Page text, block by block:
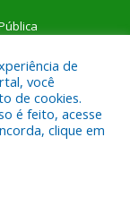
de Dom
de
você
de cookies.
é feito, acesse
clique em